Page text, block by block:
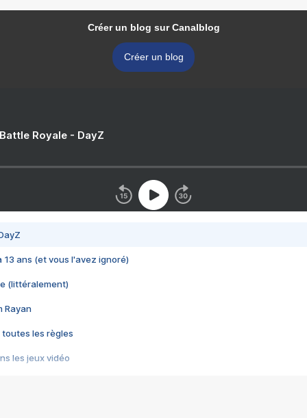
Créer un blog sur Canalblog
Créer un blog
Royale - DayZ
13 ans (et vous l'avez ignoré)
(littéralement)
Rayan
toutes les règles
les jeux vidéo